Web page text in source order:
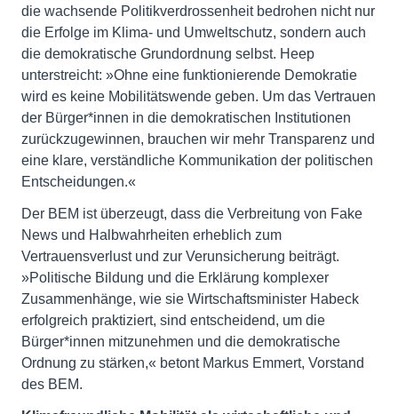
die wachsende Politikverdrossenheit bedrohen nicht nur
die Erfolge im Klima- und Umweltschutz, sondern auch
die demokratische Grundordnung selbst. Heep
unterstreicht: »Ohne eine funktionierende Demokratie
wird es keine Mobilitätswende geben. Um das Vertrauen
der Bürger*innen in die demokratischen Institutionen
zurückzugewinnen, brauchen wir mehr Transparenz und
eine klare, verständliche Kommunikation der politischen
Entscheidungen.«
Der BEM ist überzeugt, dass die Verbreitung von Fake
News und Halbwahrheiten erheblich zum
Vertrauensverlust und zur Verunsicherung beiträgt.
»Politische Bildung und die Erklärung komplexer
Zusammenhänge, wie sie Wirtschaftsminister Habeck
erfolgreich praktiziert, sind entscheidend, um die
Bürger*innen mitzunehmen und die demokratische
Ordnung zu stärken,« betont Markus Emmert, Vorstand
des BEM.